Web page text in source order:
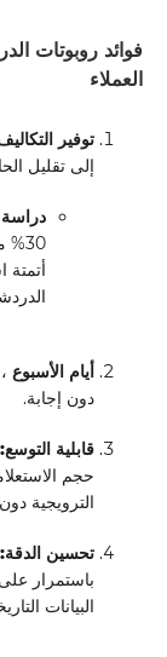
فوائد روبوتات
العملاء
توفير
إلى تقليل
أتمتة
أيام الأسبوع
دون إجابة.
قابلية التوسع:
حجم
الترويجية
تحسين الدقة:
باستمرار
البيانات